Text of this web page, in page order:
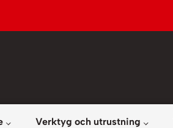
Verktyg och utrustning